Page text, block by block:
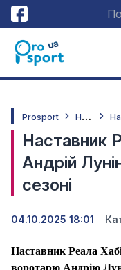
Prosport Н
овини
Наставник
Андрій
сезоні
04.10.2025 18:01
Наставник Реала
воротарю Андрію